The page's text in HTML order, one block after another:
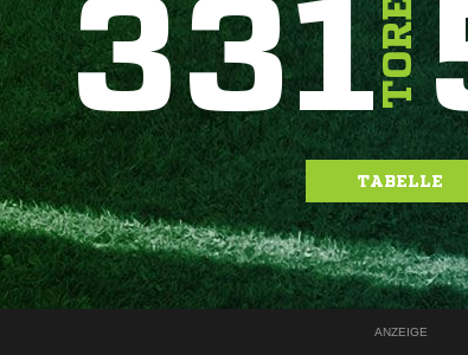
331TORE
TABELLE
ANZEIGE